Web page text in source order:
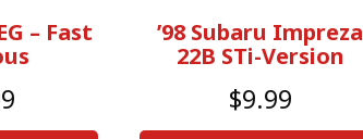
– Fast
’98 Subaru Impreza
22B STi-Version
$9.99